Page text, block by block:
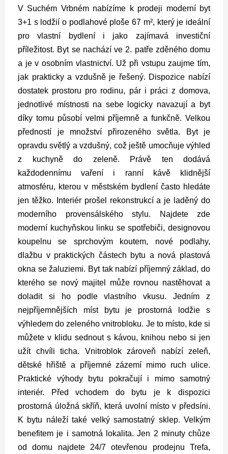
V Suchém Vrbném nabízíme k prodeji moderní byt
3+1 s lodžií o podlahové ploše 67 m², který je ideální
pro vlastní bydlení i jako zajímavá investiční
příležitost. Byt se nachází ve 2. patře zděného domu
a je v osobním vlastnictví. Už při vstupu zaujme tím,
jak prakticky a vzdušně je řešený. Dispozice nabízí
dostatek prostoru pro rodinu, pár i práci z domova,
jednotlivé místnosti na sebe logicky navazují a byt
díky tomu působí velmi příjemně a funkčně. Velkou
předností je množství přirozeného světla. Byt je
opravdu světlý a vzdušný, což ještě umocňuje výhled
z kuchyně do zeleně. Právě ten dodává
každodennímu vaření i ranní kávě klidnější
atmosféru, kterou v městském bydlení často hledáte
jen těžko. Interiér prošel rekonstrukcí a je laděný do
moderního provensálského stylu. Najdete zde
moderní kuchyňskou linku se spotřebiči, designovou
koupelnu se sprchovým koutem, nové podlahy,
dlažbu v praktických částech bytu a nová plastová
okna se žaluziemi. Byt tak nabízí příjemný základ, do
kterého se nový majitel může rovnou nastěhovat a
doladit si ho podle vlastního vkusu. Jedním z
nejpříjemnějších míst bytu je prostorná lodžie s
výhledem do zeleného vnitrobloku. Je to místo, kde si
můžete v klidu sednout s kávou, knihou nebo si jen
užít chvíli ticha. Vnitroblok zároveň nabízí zeleň,
dětské hřiště a příjemné zázemí mimo ruch ulice.
Praktické výhody bytu pokračují i mimo samotný
interiér. Před vchodem do bytu je k dispozici
prostorná úložná skříň, která uvolní místo v předsíni.
K bytu náleží také velký samostatný sklep. Velkým
benefitem je i samotná lokalita. Jen 2 minuty chůze
od domu najdete 24/7 otevřenou prodejnu Trefa,